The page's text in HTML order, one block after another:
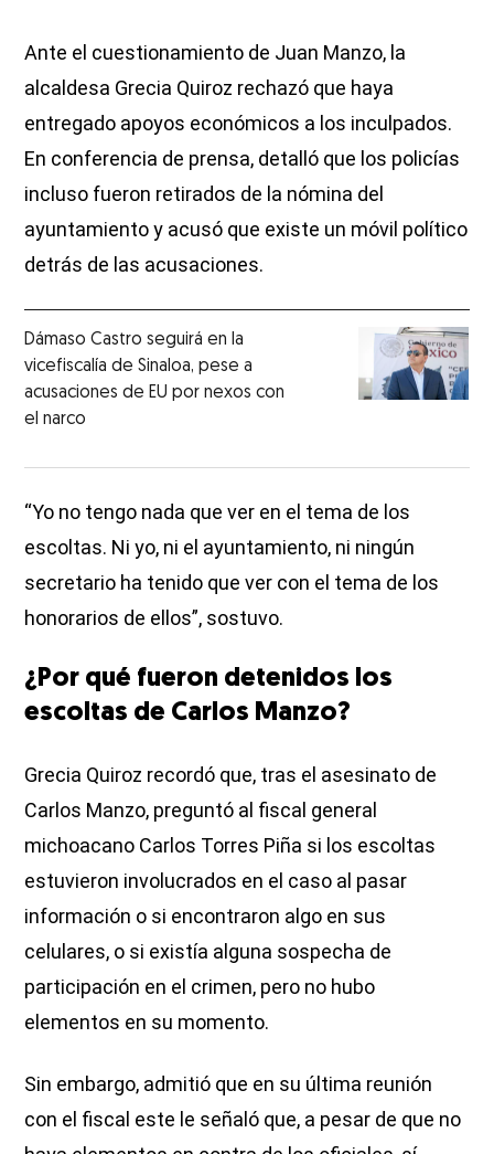
Ante el cuestionamiento de Juan Manzo, la
alcaldesa Grecia Quiroz rechazó que haya
entregado apoyos económicos a los inculpados.
En conferencia de prensa, detalló que los policías
incluso fueron retirados de la nómina del
ayuntamiento y acusó que existe un móvil político
detrás de las acusaciones.
Dámaso Castro seguirá en la
vicefiscalía de Sinaloa, pese a
acusaciones de EU por nexos con
el narco
“Yo no tengo nada que ver en el tema de los
escoltas. Ni yo, ni el ayuntamiento, ni ningún
secretario ha tenido que ver con el tema de los
honorarios de ellos”, sostuvo.
¿Por qué fueron detenidos los
escoltas de Carlos Manzo?
Grecia Quiroz recordó que, tras el asesinato de
Carlos Manzo, preguntó al fiscal general
michoacano Carlos Torres Piña si los escoltas
estuvieron involucrados en el caso al pasar
información o si encontraron algo en sus
celulares, o si existía alguna sospecha de
participación en el crimen, pero no hubo
elementos en su momento.
Sin embargo, admitió que en su última reunión
con el fiscal este le señaló que, a pesar de que no